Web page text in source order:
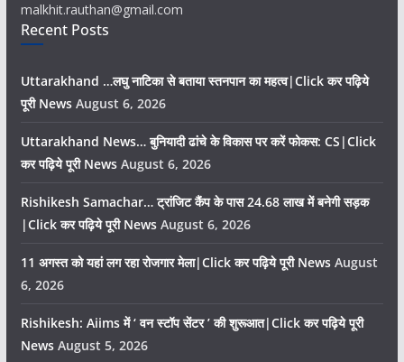
malkhit.rauthan@gmail.com
Recent Posts
Uttarakhand …लघु नाटिका से बताया स्तनपान का महत्व|Click कर पढ़िये
पूरी News August 6, 2026
Uttarakhand News… बुनियादी ढांचे के विकास पर करें फोकस: CS|Click
कर पढ़िये पूरी News August 6, 2026
Rishikesh Samachar… ट्रांजिट कैंप के पास 24.68 लाख में बनेगी सड़क
|Click कर पढ़िये पूरी News August 6, 2026
11 अगस्त को यहां लग रहा रोजगार मेला|Click कर पढ़िये पूरी News August
6, 2026
Rishikesh: Aiims में ‘ वन स्टॉप सेंटर ’ की शुरूआत|Click कर पढ़िये पूरी
News August 5, 2026